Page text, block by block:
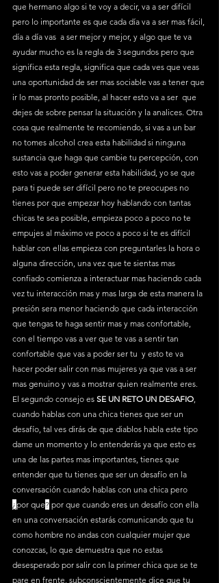
que hermano algo si te voy a decir, va a ser difícil
pero lo importante es que cada día va a ser mas fácil,
día a día vas  a ser mejor y mejor, y algo que te va
ayudar mucho es la regla de 3 segundos pero que
significa esta regla, significa que cada ves que veas
una oportunidad de ser mas sociable vas a tener que
ir lo mas pronto posible, al hacer esto va a ser  que
dejes de sobre pensar la situación y la analices. Otra
cosa que realmente te recomiendo, si vas a un bar
no tomes alcohol crea esta habilidad si ninguna
sustancia que haga que cambie tu percepción, con
esto vas a poder generar esta habilidad, yo se que
para ti puede ser difícil pero no te preocupes no
tienes por que empezar hoy hablando con tantas
chicas te sea posible, empieza poco a poco no te
empujes al máximo ve poco a poco si te es difícil
hablar con ellas empieza con preguntarles la hora o
alguna dirección, una vez que te sientas mas
confiado comienza a interactuar mas haciendo cada
vez tu interacción mas y mas larga de esta manera la
presión sera menor haciendo que cada interacción
que tengas te haga sentir mas y mas confortable,
con el tiempo vas a ver que te vas a sentir tan
confortable que vas a poder ser tu  y esto te va
hacer poder salir con mas mujeres ya que vas a ser
mas genuino y vas a mostrar quien realmente eres.
El segundo consejo es SE UN RETO UN DESAFIO,
cuando hablas con una chica tienes que ser un
desafío, tal ves dirás de que diablos habla este tipo
dame un momento y lo entenderás ya que esto es
una de las partes mas importantes, tienes que
entender que tu tienes que ser un desafío en la
conversación cuando hablas con una chica pero
¿por que? por que cuando eres un desafío con ella
en una conversación estarás comunicando que tu
como hombre no andas con cualquier mujer que
conozcas, lo que demuestra que no estas
desesperado por salir con la primer chica que se te
pare en frente, subconscientemente dice que tu